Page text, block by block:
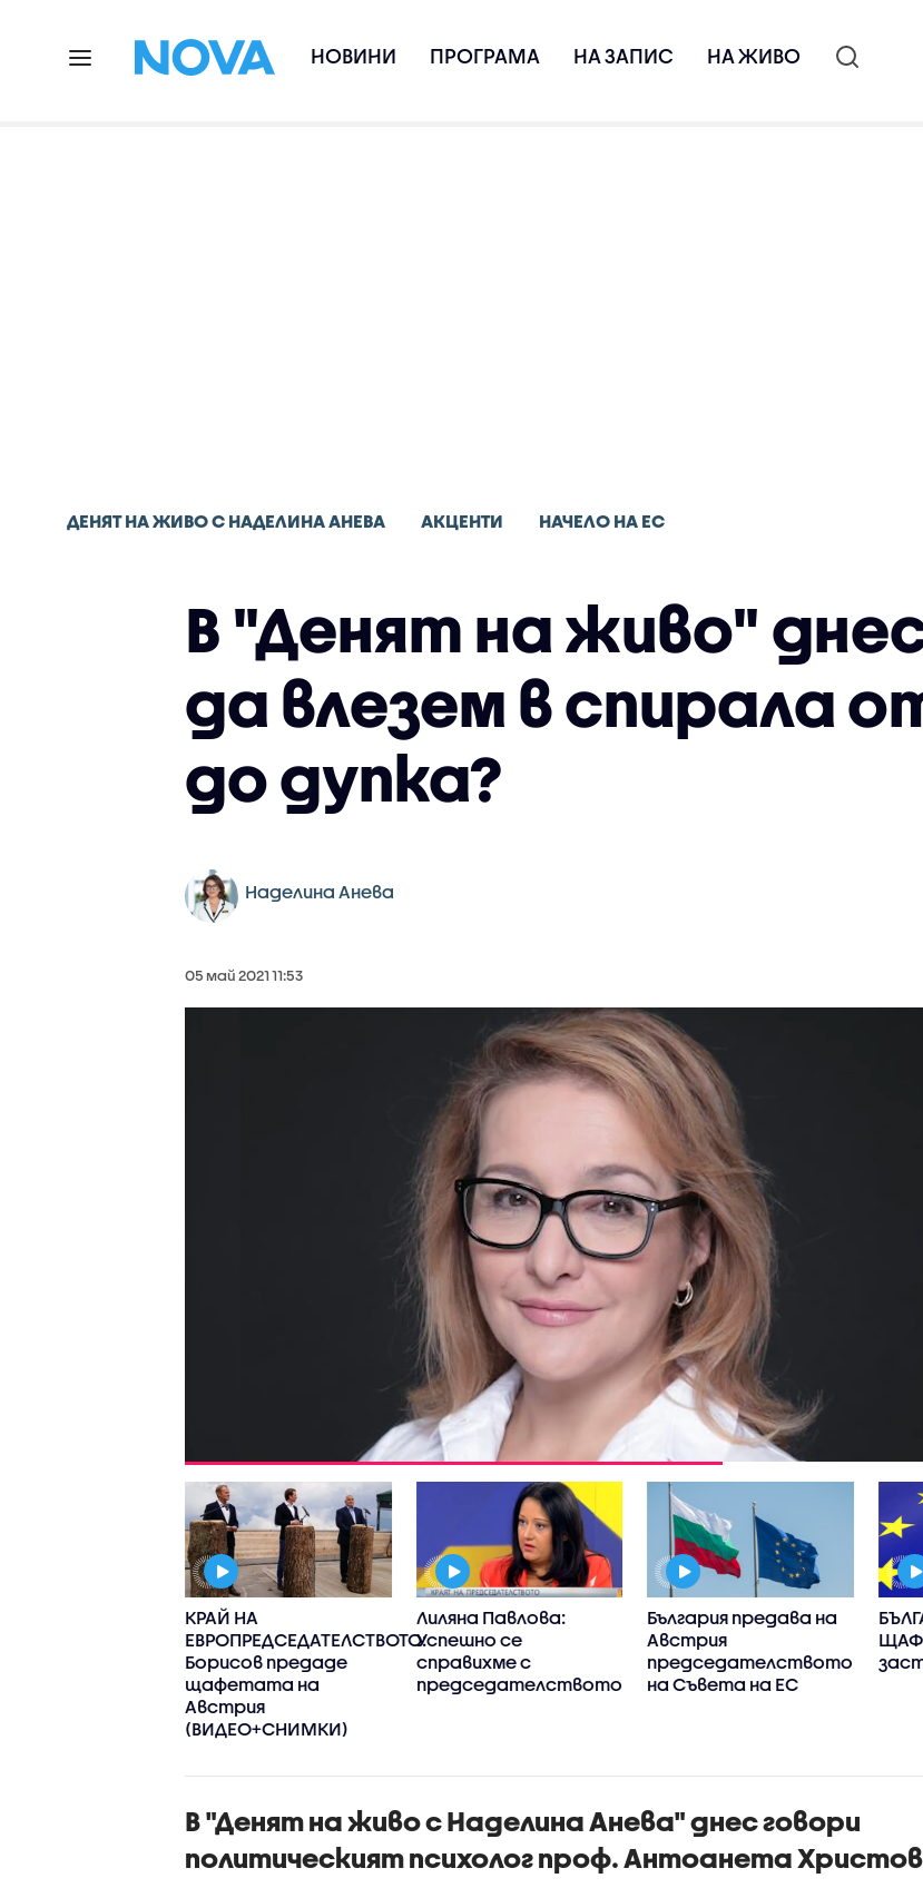
НОВИНИ ПРОГРАМА НА ЗАПИС НА ЖИВО
ДЕНЯТ НА ЖИВО С НАДЕЛИНА АНЕВА АКЦЕНТИ НАЧЕЛО НА ЕС
В "Денят на живо"
да влезем в спирала
до дупка?
Наделина Анева
05 май 2021 11:53
КРАЙ НА
ЕВРОПРЕДСЕДАТЕЛСТВОТО:
Борисов предаде
щафетата на
Австрия
(ВИДЕО+СНИМКИ)
Лиляна Павлова:
Успешно се
справихме с
председателството
България предава на
Австрия
председателството
на Съвета на ЕС
В "Денят на живо с Наделина Анева" днес говори
политическият психолог проф. Антоанета